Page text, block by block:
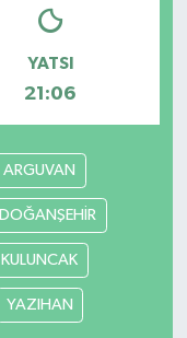
YATSI
21:06
ARGUVAN
DOĞANŞEHİR
KULUNCAK
YAZIHAN